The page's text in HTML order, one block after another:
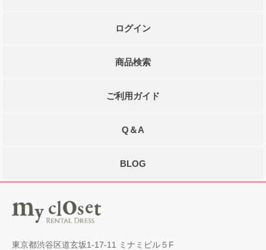
ログイン
商品検索
ご利用ガイド
Q＆A
BLOG
東京都渋谷区道玄坂1-17-11 ミナミビル５F